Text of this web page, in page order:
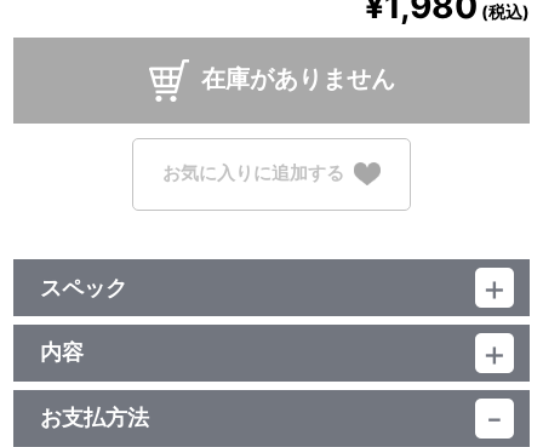
(税込)
在庫がありません
お気に入りに追加する
スペック
品番：TU-12662
素材：アクリル
サイズ：約 H155mm×W170mm 枠内
※種類ごとに枠サイズが若干異なります。
生産国：日本
内容
●本来の用途以外で使用しないでください。
●思わぬ事故のおそれがありますので、乳幼児または小さなお子様
には絶対に与えないでください。
お支払方法